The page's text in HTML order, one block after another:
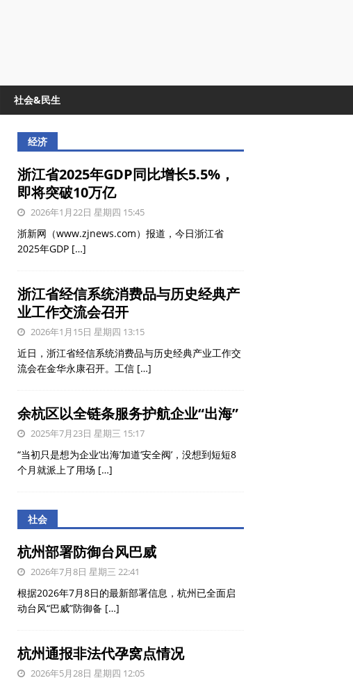
社会&民生
经济
浙江省2025年GDP同比增长5.5%，
即将突破10万亿
2026年1月22日 星期四 15:45
浙新网（www.zjnews.com）报道，今日浙江省
2025年GDP […]
浙江省经信系统消费品与历史经典产
业工作交流会召开
2026年1月15日 星期四 13:15
近日，浙江省经信系统消费品与历史经典产业工作交
流会在金华永康召开。工信 […]
余杭区以全链条服务护航企业“出海”
2025年7月23日 星期三 15:17
“当初只是想为企业‘出海’加道‘安全阀’，没想到短短8
个月就派上了用场 […]
社会
杭州部署防御台风巴威
2026年7月8日 星期三 22:41
根据2026年7月8日的最新部署信息，杭州已全面启
动台风“巴威”防御备 […]
杭州通报非法代孕窝点情况
2026年5月28日 星期四 12:05